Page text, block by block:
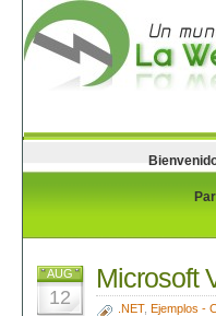
AUG
12
Microsoft
.NET, Ejemplos -